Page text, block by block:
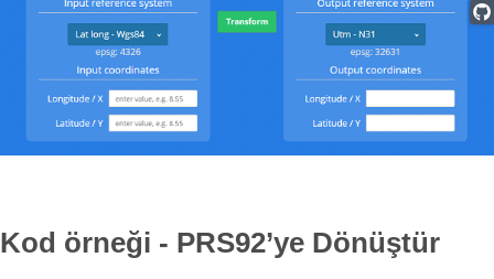
Kod örneği - PRS92’ye Dönüştür